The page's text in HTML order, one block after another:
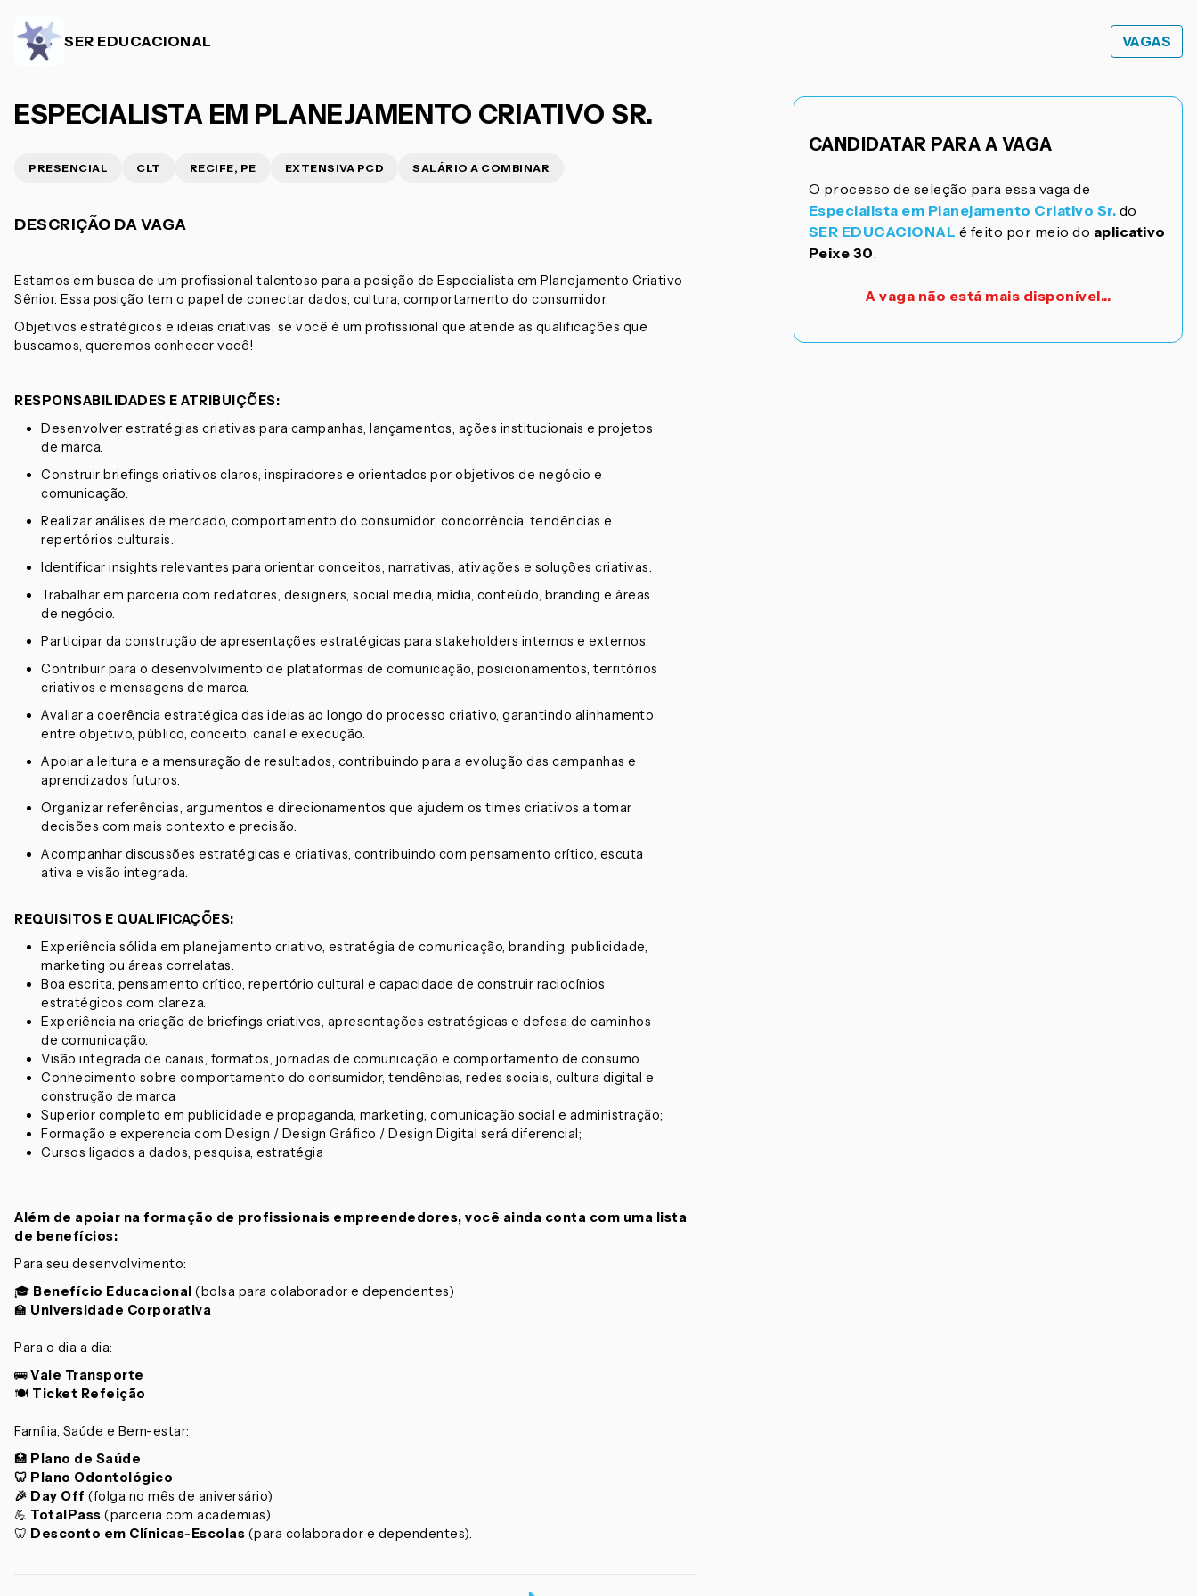
SER EDUCACIONAL VAGAS
ESPECIALISTA EM PLANEJAMENTO CRIATIVO SR.
PRESENCIAL CLT RECIFE, PE EXTENSIVA PCD SALÁRIO A COMBINAR
DESCRIÇÃO DA VAGA
Estamos em busca de um profissional talentoso para a posição de Especialista em Planejamento Criativo
Sênior. Essa posição tem o papel de conectar dados, cultura, comportamento do consumidor,
Objetivos estratégicos e ideias criativas, se você é um profissional que atende as qualificações que
buscamos, queremos conhecer você!
RESPONSABILIDADES E ATRIBUIÇÕES:
Desenvolver estratégias criativas para campanhas, lançamentos, ações institucionais e projetos
de marca.
Construir briefings criativos claros, inspiradores e orientados por objetivos de negócio e
comunicação.
Realizar análises de mercado, comportamento do consumidor, concorrência, tendências e
repertórios culturais.
Identificar insights relevantes para orientar conceitos, narrativas, ativações e soluções criativas.
Trabalhar em parceria com redatores, designers, social media, mídia, conteúdo, branding e áreas
de negócio.
Participar da construção de apresentações estratégicas para stakeholders internos e externos.
Contribuir para o desenvolvimento de plataformas de comunicação, posicionamentos, territórios
criativos e mensagens de marca.
Avaliar a coerência estratégica das ideias ao longo do processo criativo, garantindo alinhamento
entre objetivo, público, conceito, canal e execução.
Apoiar a leitura e a mensuração de resultados, contribuindo para a evolução das campanhas e
aprendizados futuros.
Organizar referências, argumentos e direcionamentos que ajudem os times criativos a tomar
decisões com mais contexto e precisão.
Acompanhar discussões estratégicas e criativas, contribuindo com pensamento crítico, escuta
ativa e visão integrada.
REQUISITOS E QUALIFICAÇÕES:
Experiência sólida em planejamento criativo, estratégia de comunicação, branding, publicidade,
marketing ou áreas correlatas.
Boa escrita, pensamento crítico, repertório cultural e capacidade de construir raciocínios
estratégicos com clareza.
Experiência na criação de briefings criativos, apresentações estratégicas e defesa de caminhos
de comunicação.
Visão integrada de canais, formatos, jornadas de comunicação e comportamento de consumo.
Conhecimento sobre comportamento do consumidor, tendências, redes sociais, cultura digital e
construção de marca
Superior completo em publicidade e propaganda, marketing, comunicação social e administração;
Formação e experencia com Design / Design Gráfico / Design Digital será diferencial;
Cursos ligados a dados, pesquisa, estratégia
Além de apoiar na formação de profissionais empreendedores, você ainda conta com uma lista
de benefícios:
Para seu desenvolvimento:
🎓 Benefício Educacional (bolsa para colaborador e dependentes)
🏫 Universidade Corporativa
Para o dia a dia:
🚌Vale Transporte
🍽 Ticket Refeição
Família, Saúde e Bem-estar:
🏥 Plano de Saúde
🦷 Plano Odontológico
🎉 Day Off (folga no mês de aniversário)
💪 TotalPass (parceria com academias)
🦷 Desconto em Clínicas-Escolas (para colaborador e dependentes).
CANDIDATAR PARA A VAGA
O processo de seleção para essa vaga de
Especialista em Planejamento Criativo Sr. do
SER EDUCACIONAL é feito por meio do aplicativo
Peixe 30.
A vaga não está mais disponível...